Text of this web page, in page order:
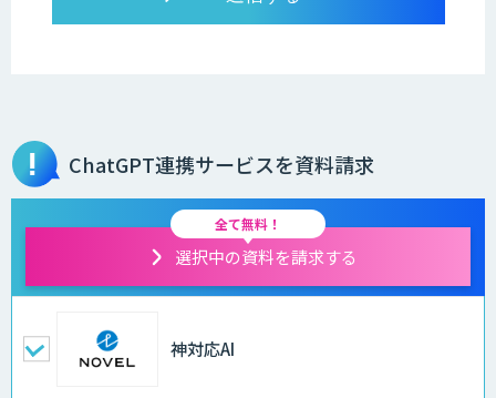
ChatGPT連携サービスを資料請求
全て無料！
選択中の資料を請求する
神対応AI